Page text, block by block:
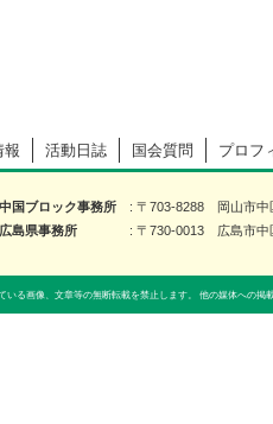
報 活動日誌 国会質問 プロフ
しのぶ 日本共産党 前衆議院議員
中国ブロック事務所
〒703-8288 岡山市中
広島県事務所
〒730-0013 広島市中
いる画像、文章等の無断転載を禁止します。 他の媒体への掲